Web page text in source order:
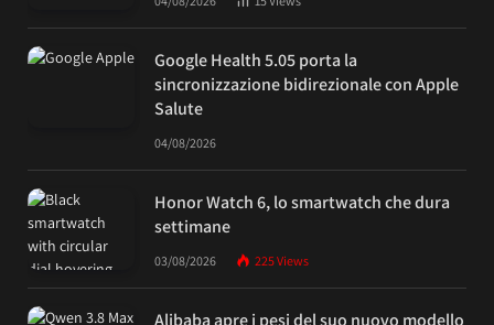
Google Health 5.05 porta la
sincronizzazione bidirezionale con Apple
Salute
04/08/2026
Honor Watch 6, lo smartwatch che dura
settimane
03/08/2026 225Views
Alibaba apre i pesi del suo nuovo modello